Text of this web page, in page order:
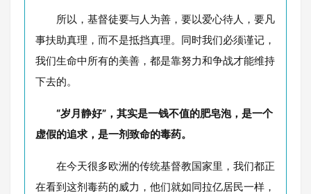
所以，基督徒要与人为善，要以爱心待人，要凡
事扶助真理，而不是抵挡真理。同时我们必须谨记，
我们生命中所有的美善，都是靠努力和争战才能维持
下去的。
“岁月静好”，其实是一钱不值的肥皂泡，是一个
虚假的追求，是一剂致命的毒药。
在今天很多欧洲的传统基督教国家里，我们都正
在看到这剂毒药的威力，他们就如同拉亿居民一样，